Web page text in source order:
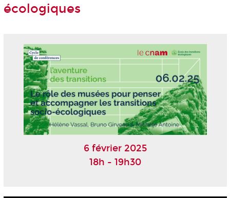
écologiques
6 février 2025
18h - 19h30